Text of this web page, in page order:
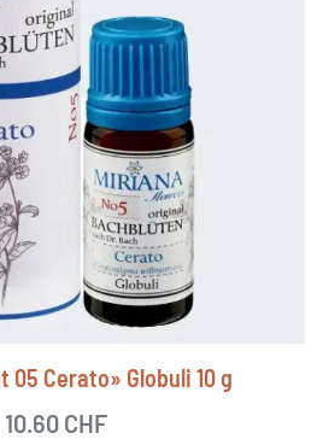
05 Cerato» Globuli 10 g
10.60 CHF